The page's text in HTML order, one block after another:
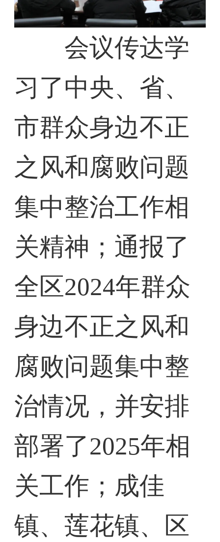
会议传达学
习了中央、省、
市群众身边不正
之风和腐败问题
集中整治工作相
关精神；通报了
全区2024年群众
身边不正之风和
腐败问题集中整
治情况，并安排
部署了2025年相
关工作；成佳
镇、莲花镇、区